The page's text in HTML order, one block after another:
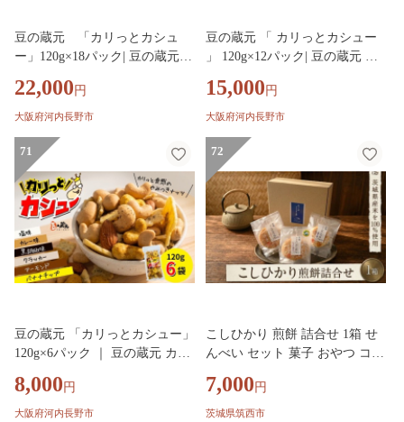
豆の蔵元 「カリっとカシュ
ー」120g×18パック| 豆の蔵元
ーナッツ バナナチップ アーモ
ンド クラッカー 豆菓子 スパイ
ミックス ギフト お中元 お歳暮
お土産 大阪 河内長野 光栄ピー
ナッツ
22,000 円
大阪府河内長野市
豆の蔵元 「 カリっとカシュー
」 120g×12パック| 豆の蔵元 カ
ナッツ バナナチップ アーモン
ド クラッカー 豆菓子 スパイシ
ックス ギフト お中元 お歳暮 お
土産 大阪 河内長野 光栄ピーナ
ッツ
15,000 円
大阪府河内長野市
71
豆の蔵元 「カリっとカシュー」
120g×6パック ｜ 豆の蔵元 カレ
ッツ バナナチップ アーモンド
クラッカー 豆菓子 スパイシー
8,000 円
大阪府河内長野市
72
こしひかり 煎餅 詰合せ 1箱 せ
んべい セット 菓子 おやつ コシ
7,000 円
茨城県筑西市